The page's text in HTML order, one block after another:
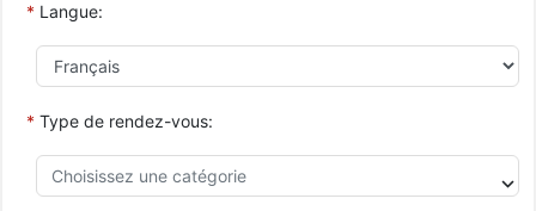
* Langue:
* Type de rendez-vous: